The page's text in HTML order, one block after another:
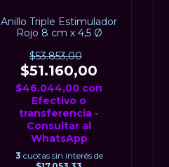
Anillo Triple Estimulador
Rojo 8 cm x 4,5 Ø
$53.853,00
$51.160,00
$46.044,00 con
Efectivo o
transferencia -
Consultar al
WhatsApp
3 cuotas sin interés de